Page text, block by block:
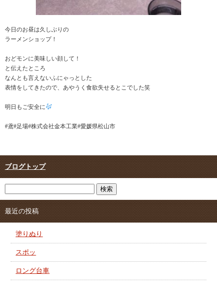
今日のお昼は久しぶりの
ラーメンショップ！
おどモンに美味しい顔して！
と伝えたところ
なんとも言えないふにゃっとした
表情をしてきたので、あやうく食欲失せるとこでした笑
明日もご安全に
#鳶#足場#株式会社金本工業#愛媛県松山市
ブログトップ
最近の投稿
塗りぬり
スポッ
ロング台車